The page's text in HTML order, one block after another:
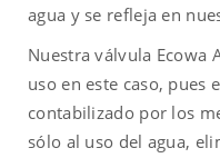
agua y se refleja en
Nuestra válvula Ecowa
uso en este caso, pues
contabilizado por los
sólo al uso del agua,